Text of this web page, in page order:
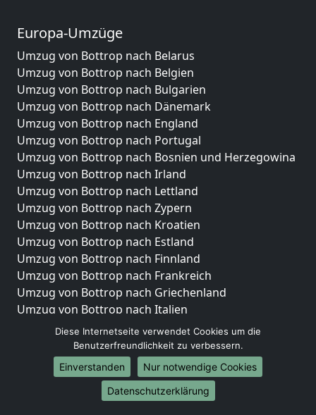
Europa-Umzüge
Umzug von Bottrop nach Belarus
Umzug von Bottrop nach Belgien
Umzug von Bottrop nach Bulgarien
Umzug von Bottrop nach Dänemark
Umzug von Bottrop nach England
Umzug von Bottrop nach Portugal
Umzug von Bottrop nach Bosnien und Herzegowina
Umzug von Bottrop nach Irland
Umzug von Bottrop nach Lettland
Umzug von Bottrop nach Zypern
Umzug von Bottrop nach Kroatien
Umzug von Bottrop nach Estland
Umzug von Bottrop nach Finnland
Umzug von Bottrop nach Frankreich
Umzug von Bottrop nach Griechenland
Umzug von Bottrop nach Italien
Umzug von Bottrop nach Liechtenstein
Umzug von Bottrop nach Luxemburg
Umzug von Bottrop nach Niederlande
Umzug von Bottrop nach Norwegen
Umzüge-Deutschlandweit
Diese Internetseite verwendet Cookies um die
Benutzerfreundlichkeit zu verbessern.
Einverstanden
Nur notwendige Cookies
Datenschutzerklärung